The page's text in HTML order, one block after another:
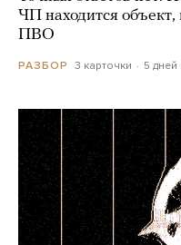
ЧП находится
ПВО
РАЗБОР 3 карточки 5 дней